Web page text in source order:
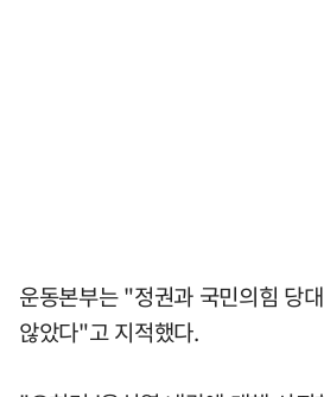
운동본부는 "정권과 국민의힘 당
않았다"고 지적했다.